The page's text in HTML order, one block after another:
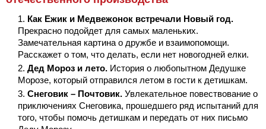
Как Ежик и Медвежонок встречали Новый год.
Прекрасно подойдет для самых маленьких.
Замечательная картина о дружбе и взаимопомощи.
Расскажет о том, что делать, если нет новогодней елки.
Дед Мороз и лето. История о любопытном Дедушке
Морозе, который отправился летом в гости к детишкам.
Снеговик – Почтовик. Увлекательное повествование о
приключениях Снеговика, прошедшего ряд испытаний для
того, чтобы помочь детишкам и передать от них письмо